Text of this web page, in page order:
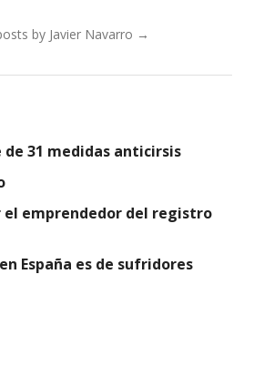
by Javier Navarro →
31 medidas anticirsis
el emprendedor del registro
España es de sufridores